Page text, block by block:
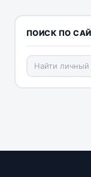
ПОИСК ПО